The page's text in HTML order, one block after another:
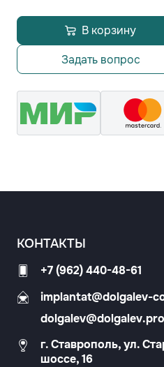
В корзину
Задать вопрос
КОНТАКТЫ
+7 (962) 440-48-61
implantat@dolgalev-
dolgalev@dolgalev.pro
г. Ставрополь, ул.
шоссе, 16